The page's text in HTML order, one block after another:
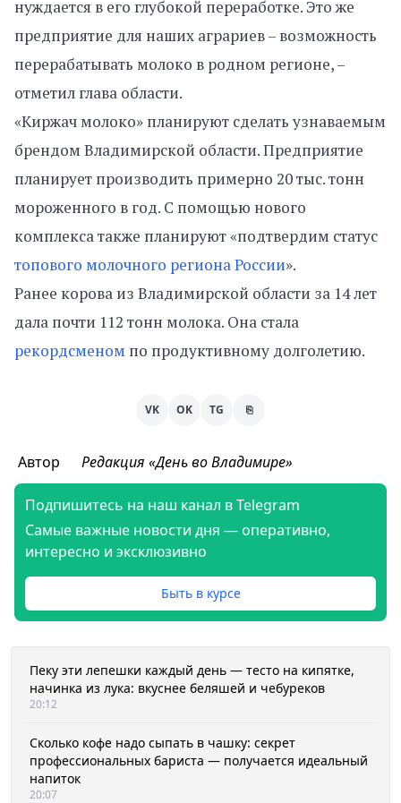
нуждается в его глубокой переработке. Это же
предприятие для наших аграриев – возможность
перерабатывать молоко в родном регионе, –
отметил глава области.
«Киржач молоко» планируют сделать узнаваемым
брендом Владимирской области. Предприятие
планирует производить примерно 20 тыс. тонн
мороженного в год. С помощью нового
комплекса также планируют «подтвердим статус
топового молочного региона России».
Ранее корова из Владимирской области за 14 лет
дала почти 112 тонн молока. Она стала
рекордсменом по продуктивному долголетию.
VK OK TG ⎘
Автор Редакция «День во Владимире»
Подпишитесь на наш канал в Telegram
Самые важные новости дня — оперативно,
интересно и эксклюзивно
Быть в курсе
Пеку эти лепешки каждый день — тесто на кипятке,
начинка из лука: вкуснее беляшей и чебуреков
20:12
Сколько кофе надо сыпать в чашку: секрет
профессиональных бариста — получается идеальный
напиток
20:07